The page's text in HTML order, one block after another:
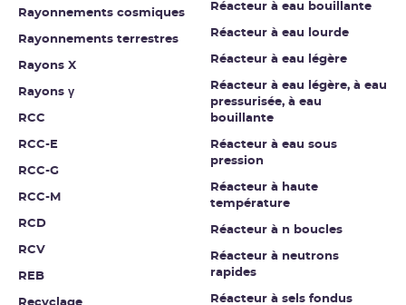
Rayonnements cosmiques
Rayonnements terrestres
Rayons X
Rayons γ
RCC
RCC-E
RCC-G
RCC-M
RCD
RCV
REB
Réacteur à eau bouillante
Réacteur à eau lourde
Réacteur à eau légère
Réacteur à eau légère, à eau
pressurisée, à eau
bouillante
Réacteur à eau sous
pression
Réacteur à haute
température
Réacteur à n boucles
Réacteur à neutrons
rapides
Réacteur à sels fondus